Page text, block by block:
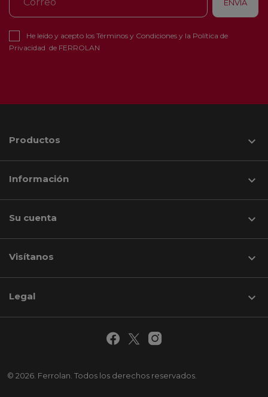
He leído y acepto los Términos y Condiciones y la Política de
Privacidad de FERROLAN
Productos 
Información 
Su cuenta 
Visítanos keyboard_arrow_down
© 2026. Ferrolan. Todos los derechos reservados.
Legal 